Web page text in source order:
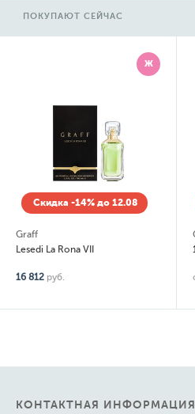
ПОКУПАЮТ СЕЙЧАС
Скидка -14% до 12.08
1881 Pour Femme
от187
КОНТАКТНАЯ ИНФОРМАЦИЯ